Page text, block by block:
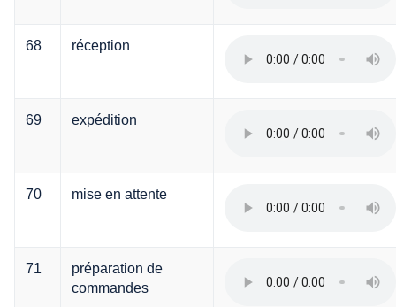
68 réception
69 expédition
70 mise en attente
71
préparation de
commandes